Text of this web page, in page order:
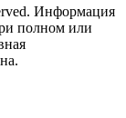
Информация
полном или